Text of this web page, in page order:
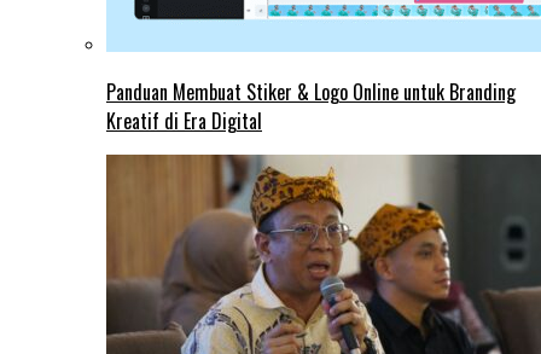
Panduan Membuat Stiker & Logo Online untuk Branding
Kreatif di Era Digital